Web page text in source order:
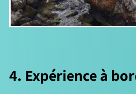
4. Expérience à